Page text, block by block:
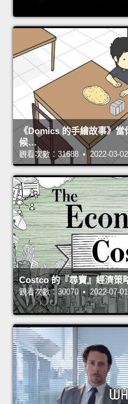
《Domics 的手繪故事》
候…
觀看次數：31688 • 2022-03-02
Costco 的『尋寶』經濟策
觀看次數：30070 • 2022-07-01